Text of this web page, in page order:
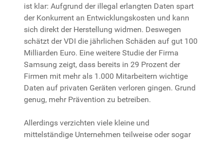
ist klar: Aufgrund der illegal erlangten Daten spart
der Konkurrent an Entwicklungskosten und kann
sich direkt der Herstellung widmen. Deswegen
schätzt der VDI die jährlichen Schäden auf gut 100
Milliarden Euro. Eine weitere Studie der Firma
Samsung zeigt, dass bereits in 29 Prozent der
Firmen mit mehr als 1.000 Mitarbeitern wichtige
Daten auf privaten Geräten verloren gingen. Grund
genug, mehr Prävention zu betreiben.
Allerdings verzichten viele kleine und
mittelständige Unternehmen teilweise oder sogar